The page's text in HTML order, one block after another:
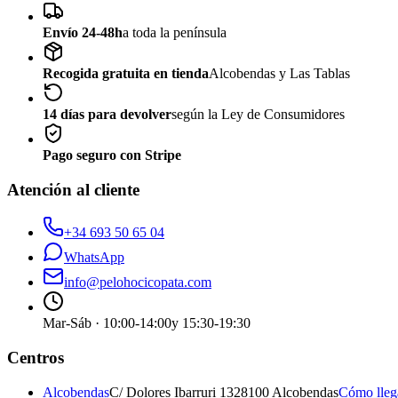
Envío 24-48ha toda la península
Recogida gratuita en tiendaAlcobendas y Las Tablas
14 días para devolversegún la Ley de Consumidores
Pago seguro con Stripe
Atención al cliente
+34 693 50 65 04
WhatsApp
info@pelohocicopata.com
Mar-Sáb · 10:00-14:00y 15:30-19:30
Centros
AlcobendasC/ Dolores Ibarruri 1328100 AlcobendasCómo